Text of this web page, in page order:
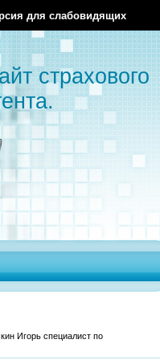
для слабовидящих
страхового
Игорь специалист по